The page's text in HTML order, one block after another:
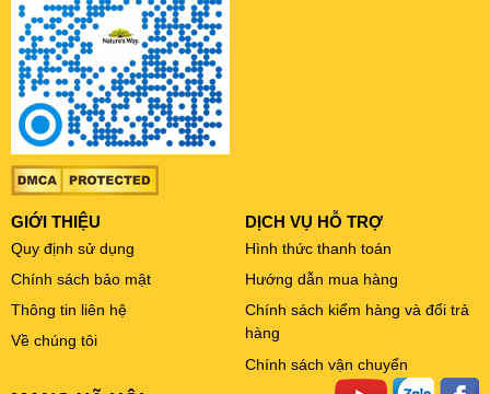
GIỚI THIỆU
Quy định sử dụng
Chính sách bảo mật
Thông tin liên hệ
Về chúng tôi
DỊCH VỤ HỖ TRỢ
Hình thức thanh toán
Hướng dẫn mua hàng
Chính sách kiểm hàng và đổi trả
hàng
Chính sách vận chuyển